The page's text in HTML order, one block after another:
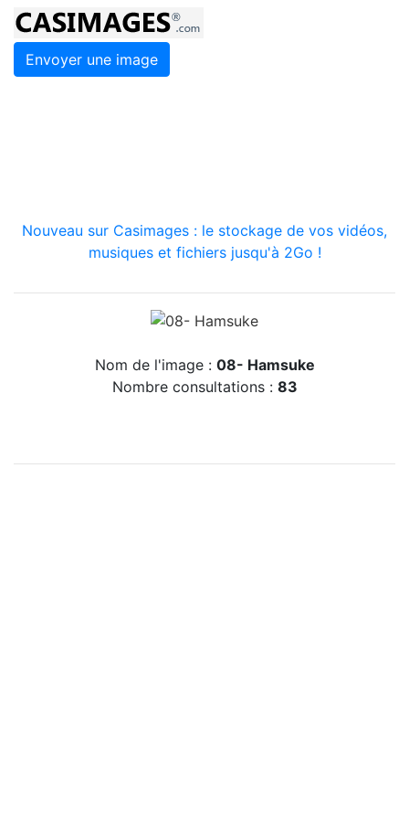
Envoyer une image
Nouveau sur Casimages : le stockage de vos vidéos,
musiques et fichiers jusqu'à 2Go !
Nom de l'image : 08- Hamsuke
Nombre consultations : 83